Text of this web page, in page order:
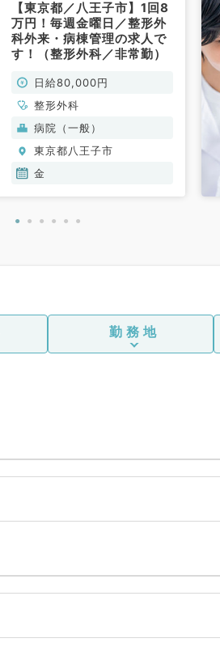
【東京都／八王子市】1回8
万円！毎週金曜日／整形外
科外来・病棟管理の求人で
す！（整形外科／非常勤）
日給80,000円
整形外科
病院（一般）
東京都八王子市
金
勤務地